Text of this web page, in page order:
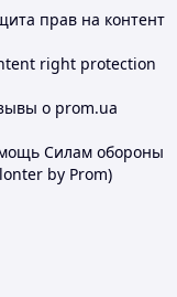
прав на контент
right protection
о prom.ua
Силам обороны
by Prom)